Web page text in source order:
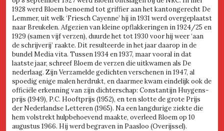
1928 werd Bloem benoemd tot griffier aan het kantongerecht De
Lemmer, uit welk ‘Friesch Cayenne’ hij in 1931 werd overgeplaatst
naar Breukelen. Afgezien van kleine opflakkeringen in 1924/25 en
1929 (samen vijf verzen), duurde het tot 1930 voor hij weer ‘aan
de schrijverij’ raakte. Dit resulteerde in het jaar daarop in de
bundel Media vita. Tussen 1934 en 1937, maar vooral in dat
laatste jaar, schreef Bloem de verzen die uitkwamen als De
nederlaag. Zijn Verzamelde gedichten verschenen in 1947, al
spoedig enige malen herdrukt, en daarmee kwam eindelijk ook de
officiële erkenning van zijn dichterschap: Constantijn Huygens-
prijs (1949), P.C. Hooftprijs (1952), en ten slotte de grote Prijs
der Nederlandse Letteren (1965). Na een langdurige ziekte die
hem volstrekt hulpbehoevend maakte, overleed Bloem op 10
augustus 1966. Hij werd begraven in Paasloo (Overijssel).